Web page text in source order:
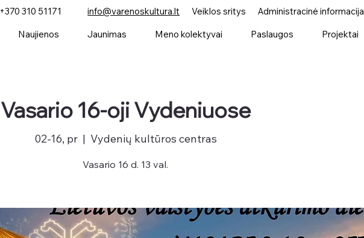
+370 310 51171 info@varenoskultura.lt Veiklos sritys Administracinė informacija
Naujienos Jaunimas Meno kolektyvai Paslaugos Projektai
Vasario 16-oji Vydeniuose
02-16, pr
  |
Vydenių kultūros centras
Vasario 16 d. 13 val.